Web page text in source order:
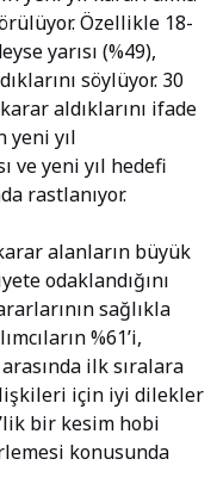
Özellikle 18-
yarısı (%49),
söylüyor. 30
aldıklarını ifade
yeni yıl
ve yeni yıl hedefi
rastlanıyor.
alanların büyük
odaklandığını
sağlıkla
%61’i,
ilk sıralara
için iyi dilekler
bir kesim hobi
konusunda